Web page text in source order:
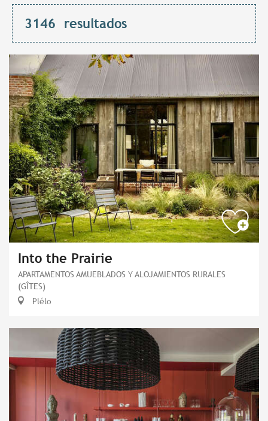
3146 resultados
Into the Prairie
APARTAMENTOS AMUEBLADOS Y ALOJAMIENTOS RURALES
(GÎTES)
Plélo